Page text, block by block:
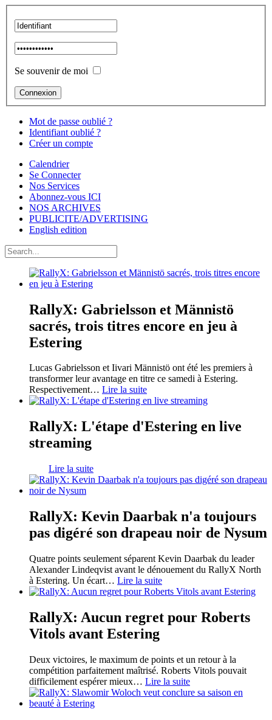
Se souvenir de moi
Mot de passe oublié ?
Identifiant oublié ?
Créer un compte
Calendrier
Se Connecter
Nos Services
Abonnez-vous ICI
NOS ARCHIVES
PUBLICITE/ADVERTISING
English edition
RallyX: Gabrielsson et Männistö
sacrés, trois titres encore en jeu à
Estering
Lucas Gabrielsson et Iivari Männistö ont été les premiers à
transformer leur avantage en titre ce samedi à Estering.
Respectivement… Lire la suite
RallyX: L'étape d'Estering en live
streaming
Lire la suite
RallyX: Kevin Daarbak n'a toujours
pas digéré son drapeau noir de Nysum
Quatre points seulement séparent Kevin Daarbak du leader
Alexander Lindeqvist avant le dénouement du RallyX North
à Estering. Un écart… Lire la suite
RallyX: Aucun regret pour Roberts
Vitols avant Estering
Deux victoires, le maximum de points et un retour à la
compétition parfaitement maîtrisé. Roberts Vitols pouvait
difficilement espérer mieux… Lire la suite